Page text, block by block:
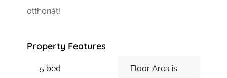
otthonát!
Property Features
5 bed Floor Area is